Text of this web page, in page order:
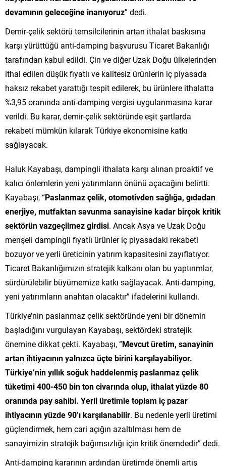
devamının geleceğine inanıyoruz” dedi.
Demir-çelik sektörü temsilcilerinin artan ithalat baskısına
karşı yürüttüğü anti-damping başvurusu Ticaret Bakanlığı
tarafından kabul edildi. Çin ve diğer Uzak Doğu ülkelerinden
ithal edilen düşük fiyatlı ve kalitesiz ürünlerin iç piyasada
haksız rekabet yarattığı tespit edilerek, bu ürünlere ithalatta
%3,95 oranında anti-damping vergisi uygulanmasına karar
verildi. Bu karar, demir-çelik sektöründe eşit şartlarda
rekabeti mümkün kılarak Türkiye ekonomisine katkı
sağlayacak.
Haluk Kayabaşı, dampingli ithalata karşı alınan proaktif ve
kalıcı önlemlerin yeni yatırımların önünü açacağını belirtti.
Kayabaşı, “Paslanmaz çelik, otomotivden sağlığa, gıdadan
enerjiye, mutfaktan savunma sanayisine kadar birçok kritik
sektörün vazgeçilmez girdisi. Ancak Asya ve Uzak Doğu
menşeli dampingli fiyatlı ürünler iç piyasadaki rekabeti
bozuyor ve yerli üreticinin yatırım kapasitesini zayıflatıyor.
Ticaret Bakanlığımızın stratejik kalkanı olan bu yaptırımlar,
sürdürülebilir büyümemize katkı sağlayacak. Anti-damping,
yeni yatırımların anahtarı olacaktır” ifadelerini kullandı.
Türkiye’nin paslanmaz çelik sektöründe yeni bir dönemin
başladığını vurgulayan Kayabaşı, sektördeki stratejik
önemine dikkat çekti. Kayabaşı, “Mevcut üretim, sanayinin
artan ihtiyacının yalnızca üçte birini karşılayabiliyor.
Türkiye’nin yıllık soğuk haddelenmiş paslanmaz çelik
tüketimi 400-450 bin ton civarında olup, ithalat yüzde 80
oranında pay sahibi. Yerli üretimle toplam iç pazar
ihtiyacının yüzde 90’ı karşılanabilir. Bu nedenle yerli üretimi
güçlendirmek, hem cari açığın azaltılması hem de
sanayimizin stratejik bağımsızlığı için kritik önemdedir” dedi.
Anti-damping kararının ardından üretimde önemli artış